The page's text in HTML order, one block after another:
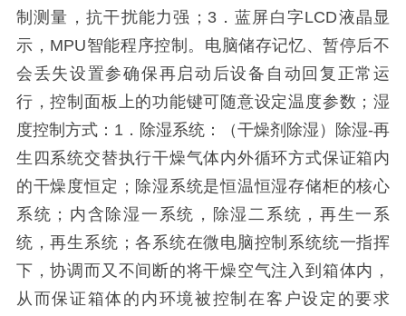
制测量，抗干扰能力强；3．蓝屏白字LCD液晶显
示，MPU智能程序控制。电脑储存记忆、暂停后不
会丢失设置参确保再启动后设备自动回复正常运
行，控制面板上的功能键可随意设定温度参数；湿
度控制方式：1．除湿系统：（干燥剂除湿）除湿-再
生四系统交替执行干燥气体内外循环方式保证箱内
的干燥度恒定；除湿系统是恒温恒湿存储柜的核心
系统；内含除湿一系统，除湿二系统，再生一系
统，再生系统；各系统在微电脑控制系统统一指挥
下，协调而又不间断的将干燥空气注入到箱体内，
从而保证箱体的内环境被控制在客户设定的要求